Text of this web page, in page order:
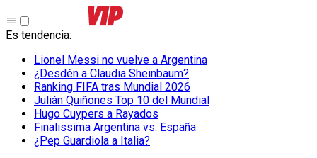
Es tendencia:
Lionel Messi no vuelve a Argentina
¿Desdén a Claudia Sheinbaum?
Ranking FIFA tras Mundial 2026
Julián Quiñones Top 10 del Mundial
Hugo Cuypers a Rayados
Finalissima Argentina vs. España
¿Pep Guardiola a Italia?